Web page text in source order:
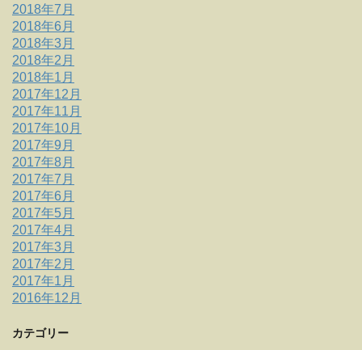
2018年7月
2018年6月
2018年3月
2018年2月
2018年1月
2017年12月
2017年11月
2017年10月
2017年9月
2017年8月
2017年7月
2017年6月
2017年5月
2017年4月
2017年3月
2017年2月
2017年1月
2016年12月
カテゴリー